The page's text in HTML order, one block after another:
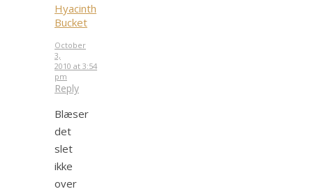
Hyacinth
Bucket
October
3,
2010 at 3:54
pm
Reply
Blæser
det
slet
ikke
over